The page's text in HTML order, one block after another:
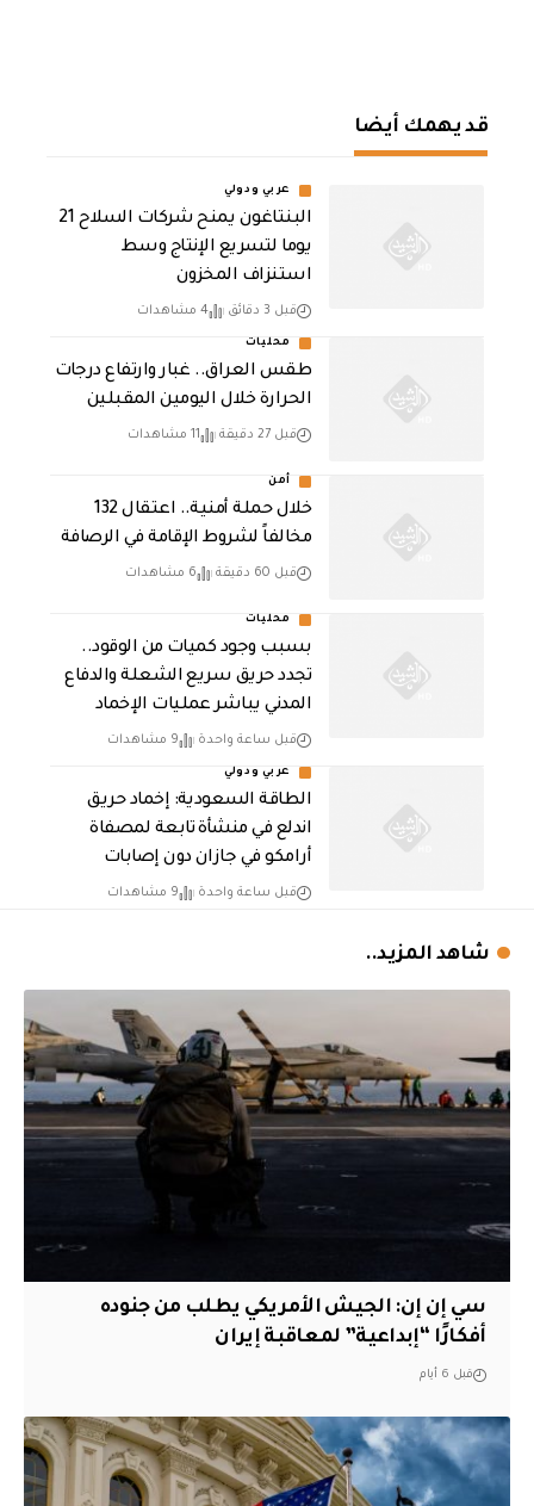
قد يهمك أيضا
عربي ودولي
البنتاغون يمنح شركات السلاح 21
يوما لتسريع الإنتاج وسط
استنزاف المخزون
قبل 3 دقائق 4 مشاهدات
محليات
طقس العراق.. غبار وارتفاع درجات
الحرارة خلال اليومين المقبلين
قبل 27 دقيقة 11 مشاهدات
أمن
خلال حملة أمنية.. اعتقال 132
مخالفاً لشروط الإقامة في الرصافة
قبل 60 دقيقة 6 مشاهدات
محليات
بسبب وجود كميات من الوقود..
تجدد حريق سريع الشعلة والدفاع
المدني يباشر عمليات الإخماد
قبل ساعة واحدة 9 مشاهدات
عربي ودولي
‏الطاقة السعودية: إخماد حريق
اندلع في منشأة تابعة لمصفاة
أرامكو في جازان دون إصابات
قبل ساعة واحدة 9 مشاهدات
شاهد المزيد..
سي إن إن: الجيش الأمريكي يطلب من جنوده
أفكارًا “إبداعية” لمعاقبة إيران
قبل 6 أيام